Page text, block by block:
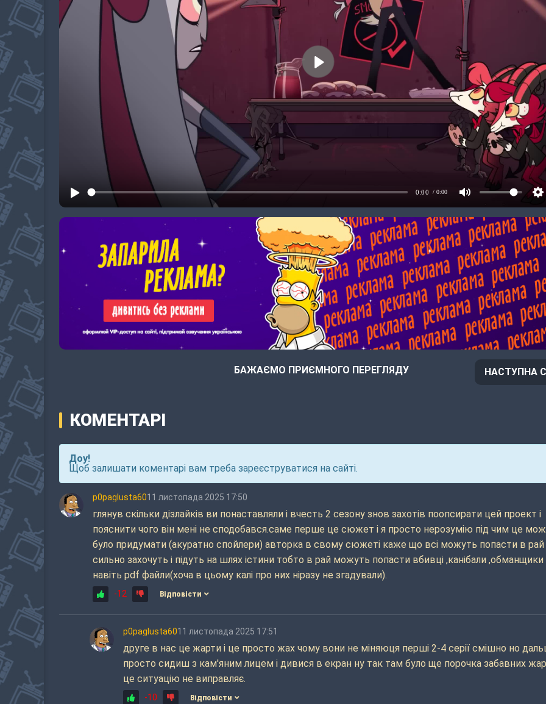
БАЖАЄМО ПРИЄМНОГО ПЕРЕГЛЯДУ НАСТУПНА
КОМЕНТАРІ
Доу!
Щоб залишати коментарі вам треба зареєструватися на сайті.
p0paglusta6011 листопада 2025 17:50
глянув скільки дізлайків ви понаставляли і вчесть 2 сезону знов захотів поопсирати цей проект і
пояснити чого він мені не сподобався.саме перше це сюжет і я просто нерозумію під чим це
було придумати (акуратно спойлери) авторка в свому сюжеті каже що всі можуть попасти в
сильно захочуть і підуть на шлях істини тобто в рай можуть попасти вбивці ,канібали ,обманщики
навіть pdf файли(хоча в цьому калі про них ніразу не згадували).
-12 Відповісти
p0paglusta6011 листопада 2025 17:51
друге в нас це жарти і це просто жах чому вони не міняюця перші 2-4 серії смішно но
просто сидиш з кам'яним лицем і дивися в екран ну так там було ще порочка забавних
це ситуацію не виправляє.
-10 Відповісти